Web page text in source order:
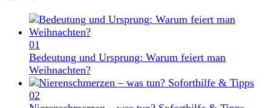
01
Bedeutung und Ursprung: Warum feiert man
Weihnachten?
02